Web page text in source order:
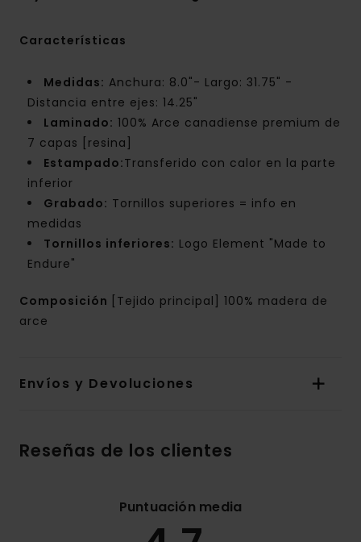
Características
Medidas: Anchura: 8.0"- Largo: 31.75" -
Distancia entre ejes: 14.25"
Laminado: 100% Arce canadiense premium de
7 capas [resina]
Estampado:Transferido con calor en la parte
inferior
Grabado: Tornillos superiores = info en
medidas
Tornillos inferiores: Logo Element "Made to
Endure"
Composición
[Tejido principal] 100% madera de
arce
Envíos y Devoluciones
Reseñas de los clientes
Puntuación media